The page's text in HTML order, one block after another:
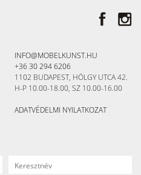
INFO@MOBELKUNST.HU
+36 30 294 6206
1102 BUDAPEST, HÖLGY UTCA 42.
H-P 10.00-18.00, SZ 10.00-16.00
ADATVÉDELMI NYILATKOZAT